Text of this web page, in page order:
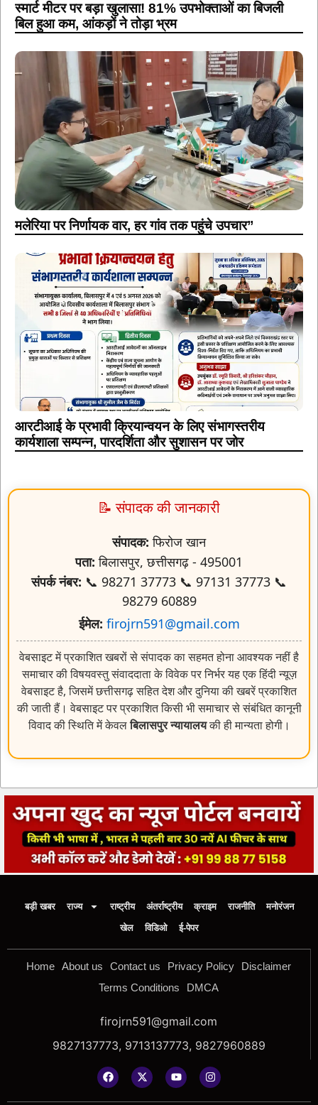
स्मार्ट मीटर पर बड़ा खुलासा! 81% उपभोक्ताओं का बिजली
बिल हुआ कम, आंकड़ों ने तोड़ा भ्रम
मलेरिया पर निर्णायक वार, हर गांव तक पहुंचे उपचार”
आरटीआई के प्रभावी क्रियान्वयन के लिए संभागस्तरीय
कार्यशाला सम्पन्न, पारदर्शिता और सुशासन पर जोर
📝 संपादक की जानकारी
संपादक: फिरोज खान
पता: बिलासपुर, छत्तीसगढ़ - 495001
संपर्क नंबर: 📞 98271 37773 📞 97131 37773 📞
98279 60889
ईमेल: firojrn591@gmail.com
वेबसाइट में प्रकाशित खबरों से संपादक का सहमत होना आवश्यक नहीं है
समाचार की विषयवस्तु संवाददाता के विवेक पर निर्भर यह एक हिंदी न्यूज़
वेबसाइट है, जिसमें छत्तीसगढ़ सहित देश और दुनिया की खबरें प्रकाशित
की जाती हैं। वेबसाइट पर प्रकाशित किसी भी समाचार से संबंधित कानूनी
विवाद की स्थिति में केवलबिलासपुर न्यायालयकी ही मान्यता होगी।
बड़ी खबर राज्य राष्ट्रीय अंतर्राष्ट्रीय क्राइम राजनीति
मनोरंजन
खेल
विडिओ ई-पेपर
Home About us Contact us Privacy Policy
Disclaimer
Terms Conditions
DMCA
firojrn591@gmail.com
9827137773, 9713137773, 9827960889